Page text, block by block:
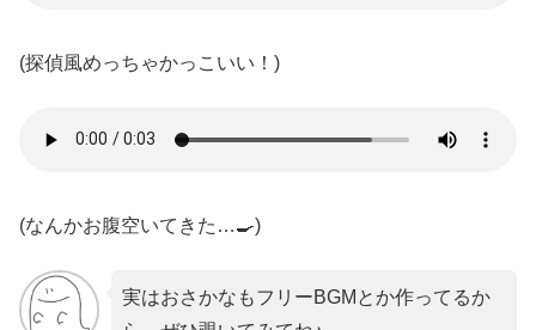
(探偵風めっちゃかっこいい！)
(なんかお腹空いてきた…🍳)
実はおさかなもフリーBGMとか作ってるか